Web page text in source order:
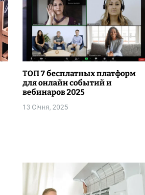
ТОП 7 бесплатных платформ
для онлайн событий и
вебинаров 2025
13 Січня, 2025